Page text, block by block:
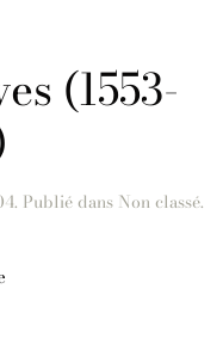
(1553-
. Publié dans Non classé.